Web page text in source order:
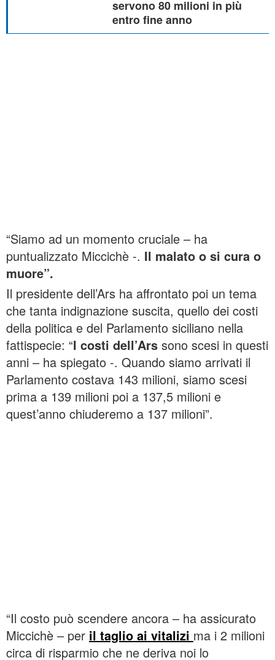
servono 80 milioni in più
entro fine anno
“Siamo ad un momento cruciale – ha
puntualizzato Miccichè -. Il malato o si cura o
muore”.
Il presidente dell’Ars ha affrontato poi un tema
che tanta indignazione suscita, quello dei costi
della politica e del Parlamento siciliano nella
fattispecie: “I costi dell’Ars sono scesi in questi
anni – ha spiegato -. Quando siamo arrivati il
Parlamento costava 143 milioni, siamo scesi
prima a 139 milioni poi a 137,5 milioni e
quest’anno chiuderemo a 137 milioni”.
“Il costo può scendere ancora – ha assicurato
Miccichè – per il taglio ai vitalizi ma i 2 milioni
circa di risparmio che ne deriva noi lo